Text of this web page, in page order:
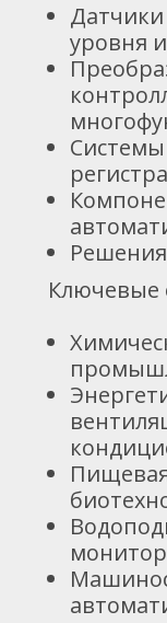
уровня
Ключевые